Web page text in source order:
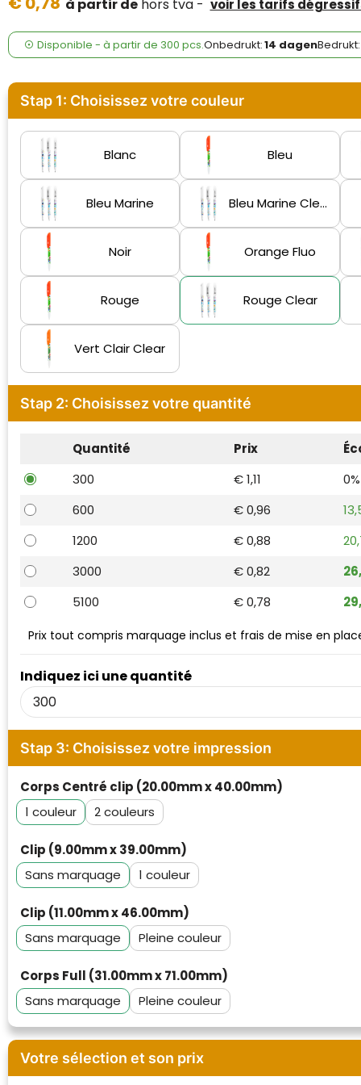
Fresh 'n Rebel
GolfOriginals
James Harvest
Kingcap
Mepal
Moleskine
MyKit
Ocean Bottle
Parker
Waterman
à partir dehors tva - voir les tarifs
Disponible - à partir de 300 pcs.Onbedrukt:14 dagenBedrukt:
Stap 1: Choisissez votre couleur
Blanc Bleu
Bleu Marine Bleu Marine Clear
Noir Orange Fluo
Rouge Rouge Clear
Vert Clair Clear
Stap 2: Choisissez votre quantité
Quantité Prix
300
€ 1,11
0%
600
€ 0,96
1200
€ 0,88
3000
€ 0,82
5100
€ 0,78
Indiquez ici une quantité
Prix tout compris marquage inclus et frais de mise en
Stap 3: Choisissez votre impression
Corps Centré clip (20.00mm x 40.00mm)
1
2
Clip (9.00mm x 39.00mm)
Sans marquage
1
Clip (11.00mm x 46.00mm)
Sans marquage
Pleine couleur
Corps Full (31.00mm x 71.00mm)
Sans marquage
Pleine couleur
Votre sélection et son prix
Klantenbeoordelingen laten zien hoe een